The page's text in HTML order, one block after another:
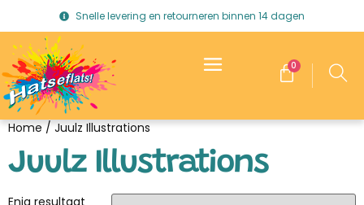
Snelle levering en retourneren binnen 14 dagen
0
Home/ Juulz Illustrations
Juulz Illustrations
Enig resultaat